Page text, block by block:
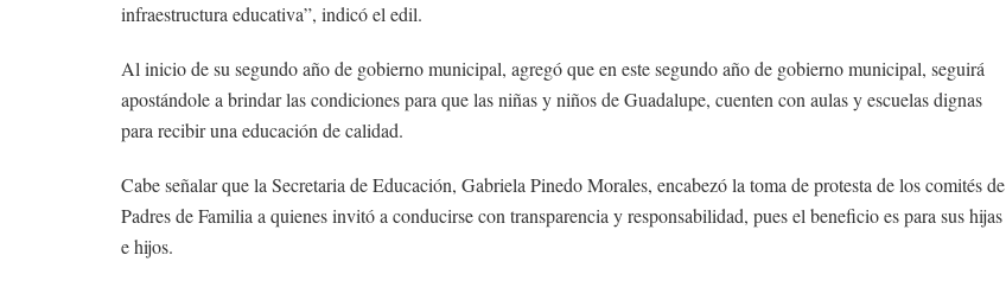
infraestructura educativa”, indicó el edil.
Al inicio de su segundo año de gobierno municipal, agregó que en este segundo año de gobierno municipal, seguirá
apostándole a brindar las condiciones para que las niñas y niños de Guadalupe, cuenten con aulas y escuelas dignas
para recibir una educación de calidad.
Cabe señalar que la Secretaria de Educación, Gabriela Pinedo Morales, encabezó la toma de protesta de los comités de
Padres de Familia a quienes invitó a conducirse con transparencia y responsabilidad, pues el beneficio es para sus hijas
e hijos.